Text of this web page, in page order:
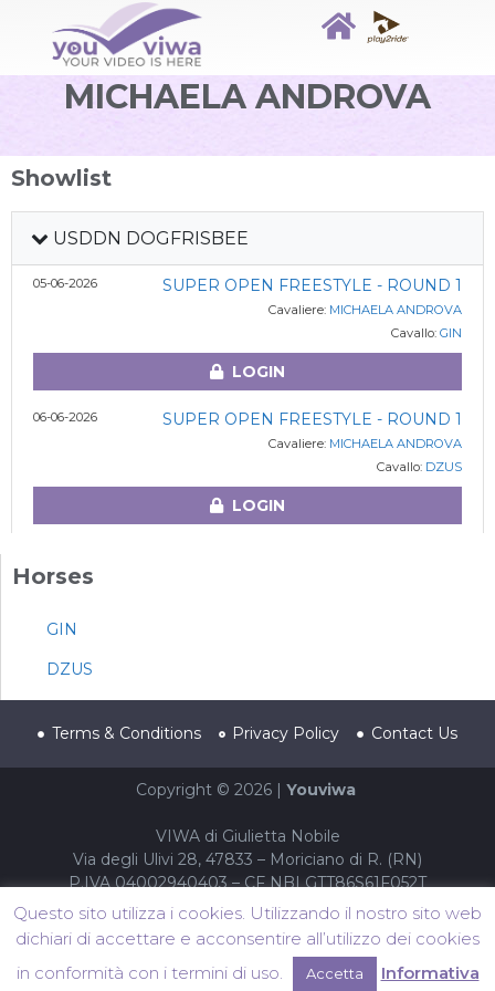
MICHAELA ANDROVA
Showlist
USDDN DOGFRISBEE
05-06-2026 SUPER OPEN FREESTYLE - ROUND 1
Cavaliere: MICHAELA ANDROVA
Cavallo: GIN
LOGIN
06-06-2026 SUPER OPEN FREESTYLE - ROUND 1
Cavaliere: MICHAELA ANDROVA
Cavallo: DZUS
LOGIN
Horses
GIN
DZUS
Terms & Conditions Privacy Policy Contact Us
Copyright © 2026 | Youviwa
VIWA di Giulietta Nobile
Via degli Ulivi 28, 47833 – Moriciano di R. (RN)
P.IVA 04002940403 – CF NBLGTT86S61F052T
Questo sito utilizza i cookies. Utilizzando il nostro sito web
dichiari di accettare e acconsentire all’utilizzo dei cookies
in conformità con i termini di uso.
Accetta Informativa